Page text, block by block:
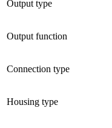
Output type
Output function
Connection type
Housing type